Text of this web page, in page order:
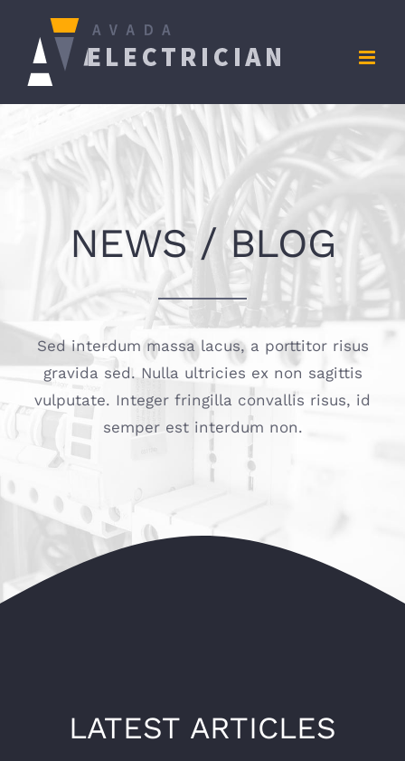
Inhalt
springen
NEWS / BLOG
Sed interdum massa lacus, a porttitor risus
gravida sed. Nulla ultricies ex non sagittis
vulputate. Integer fringilla convallis risus, id
semper est interdum non.
LATEST ARTICLES